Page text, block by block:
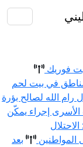
فوريك
في بيت لحم
الله لصالح بؤرة
الأسرى إجراء يمكّن
بعد